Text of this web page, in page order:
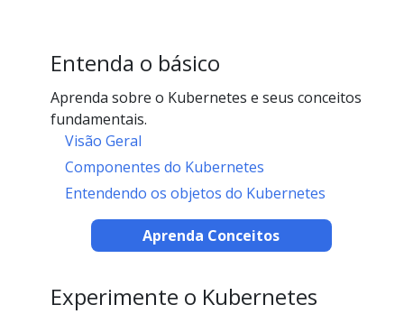
Entenda o básico
Aprenda sobre o Kubernetes e seus conceitos
fundamentais.
Visão Geral
Componentes do Kubernetes
Entendendo os objetos do Kubernetes
Aprenda Conceitos
Experimente o Kubernetes